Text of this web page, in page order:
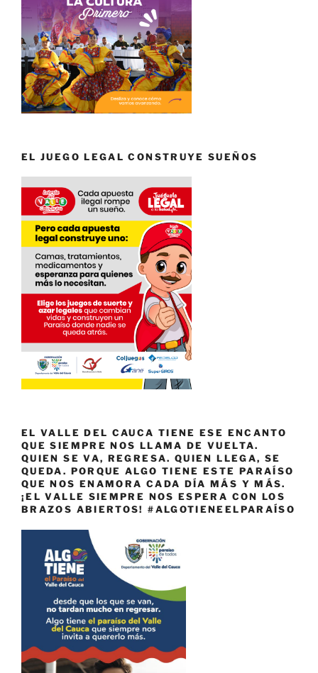
EL JUEGO LEGAL CONSTRUYE SUEÑOS
EL VALLE DEL CAUCA TIENE ESE ENCANTO
QUE SIEMPRE NOS LLAMA DE VUELTA.
QUIEN SE VA, REGRESA. QUIEN LLEGA, SE
QUEDA. PORQUE ALGO TIENE ESTE PARAÍSO
QUE NOS ENAMORA CADA DÍA MÁS Y MÁS.
¡EL VALLE SIEMPRE NOS ESPERA CON LOS
BRAZOS ABIERTOS! #ALGOTIENEELPARAÍSO